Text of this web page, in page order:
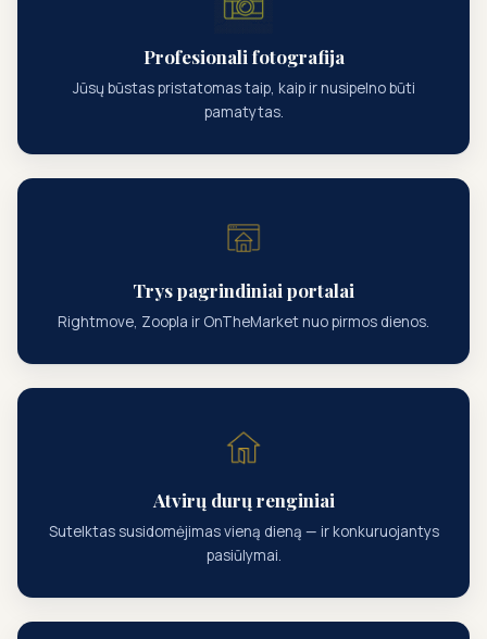
Profesionali fotografija
Jūsų būstas pristatomas taip, kaip ir nusipelno būti
pamatytas.
Trys pagrindiniai portalai
Rightmove, Zoopla ir OnTheMarket nuo pirmos dienos.
Atvirų durų renginiai
Sutelktas susidomėjimas vieną dieną — ir konkuruojantys
pasiūlymai.